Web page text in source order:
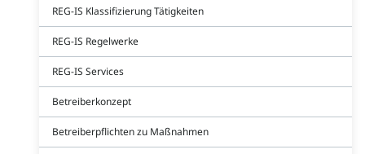
REG-IS Klassifizierung Tätigkeiten
REG-IS Regelwerke
REG-IS Services
Betreiberkonzept
Betreiberpflichten zu Maßnahmen